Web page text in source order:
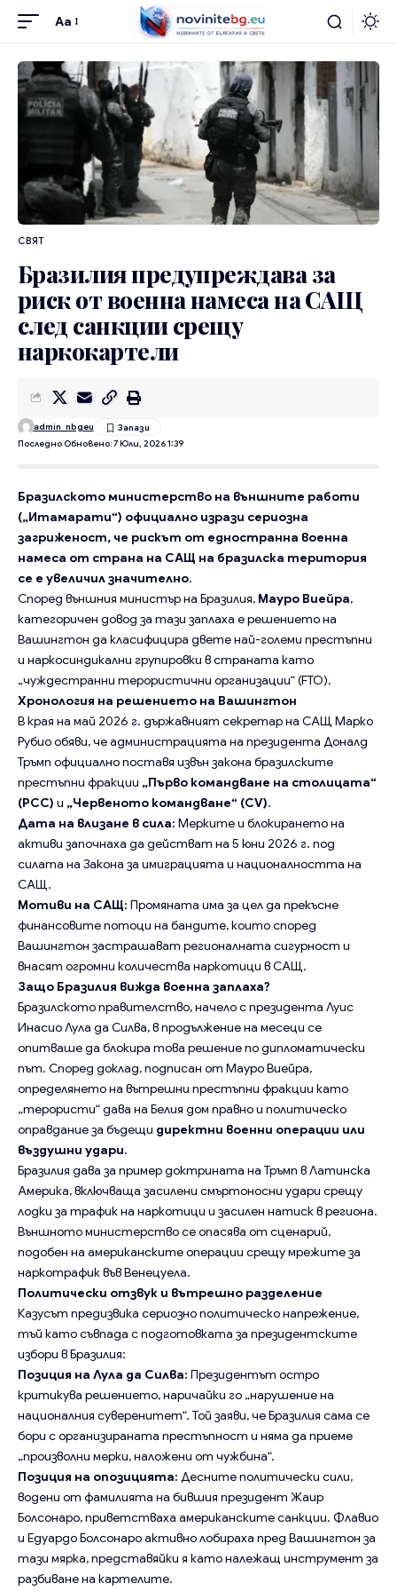
Aa
СВЯТ
Бразилия предупреждава за
риск от военна намеса на САЩ
след санкции срещу
наркокартели
Последно Обновено: 7 Юли, 2026 1:39
admin_nbgeu
Бразилското министерство на външните работи
(„Итамарати“) официално изрази сериозна
загриженост, че рискът от едностранна военна
намеса от страна на САЩ на бразилска територия
се е увеличил значително.
Според външния министър на Бразилия, Мауро Виейра,
категоричен довод за тази заплаха е решението на
Вашингтон да класифицира двете най-големи престъпни
и наркосиндикални групировки в страната като
„чуждестранни терористични организации“ (FTO).
Хронология на решението на Вашингтон
В края на май 2026 г. държавният секретар на САЩ Марко
Рубио обяви, че администрацията на президента Доналд
Тръмп официално поставя извън закона бразилските
престъпни фракции „Първо командване на столицата“
(PCC) и „Червеното командване“ (CV).
Дата на влизане в сила: Мерките и блокирането на
активи започнаха да действат на 5 юни 2026 г. под
силата на Закона за имиграцията и националността на
САЩ.
Мотиви на САЩ: Промяната има за цел да прекъсне
финансовите потоци на бандите, които според
Вашингтон застрашават регионалната сигурност и
внасят огромни количества наркотици в САЩ.
Защо Бразилия вижда военна заплаха?
Бразилското правителство, начело с президента Луис
Инасио Лула да Силва, в продължение на месеци се
опитваше да блокира това решение по дипломатически
път. Според доклад, подписан от Мауро Виейра,
определянето на вътрешни престъпни фракции като
„терористи“ дава на Белия дом правно и политическо
оправдание за бъдещи директни военни операции или
въздушни удари.
Бразилия дава за пример доктрината на Тръмп в Латинска
Америка, включваща засилени смъртоносни удари срещу
лодки за трафик на наркотици и засилен натиск в региона.
Външното министерство се опасява от сценарий,
подобен на американските операции срещу мрежите за
наркотрафик във Венецуела.
Политически отзвук и вътрешно разделение
Казусът предизвика сериозно политическо напрежение,
тъй като съвпада с подготовката за президентските
избори в Бразилия:
Позиция на Лула да Силва: Президентът остро
критикува решението, наричайки го „нарушение на
националния суверенитет“. Той заяви, че Бразилия сама се
бори с организираната престъпност и няма да приеме
„произволни мерки, наложени от чужбина“.
Позиция на опозицията: Десните политически сили,
водени от фамилията на бившия президент Жаир
Болсонаро, приветстваха американските санкции. Флавио
и Едуардо Болсонаро активно лобираха пред Вашингтон за
тази мярка, представяйки я като належащ инструмент за
разбиване на картелите.